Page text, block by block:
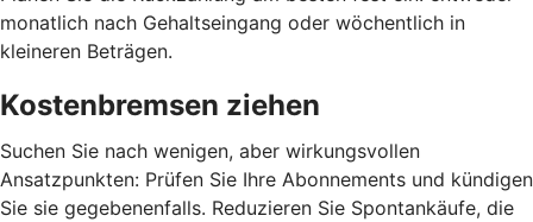
monatlich nach Gehaltseingang oder wöchentlich in
kleineren Beträgen.
Kostenbremsen ziehen
Suchen Sie nach wenigen, aber wirkungsvollen
Ansatzpunkten: Prüfen Sie Ihre Abonnements und kündigen
Sie sie gegebenenfalls. Reduzieren Sie Spontankäufe, die